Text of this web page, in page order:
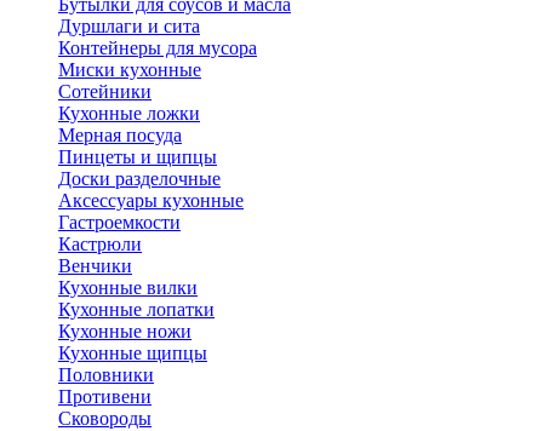
Бутылки для соусов и масла
Дуршлаги и сита
Контейнеры для мусора
Миски кухонные
Сотейники
Кухонные ложки
Мерная посуда
Пинцеты и щипцы
Доски разделочные
Аксессуары кухонные
Гастроемкости
Кастрюли
Венчики
Кухонные вилки
Кухонные лопатки
Кухонные ножи
Кухонные щипцы
Половники
Противени
Сковороды